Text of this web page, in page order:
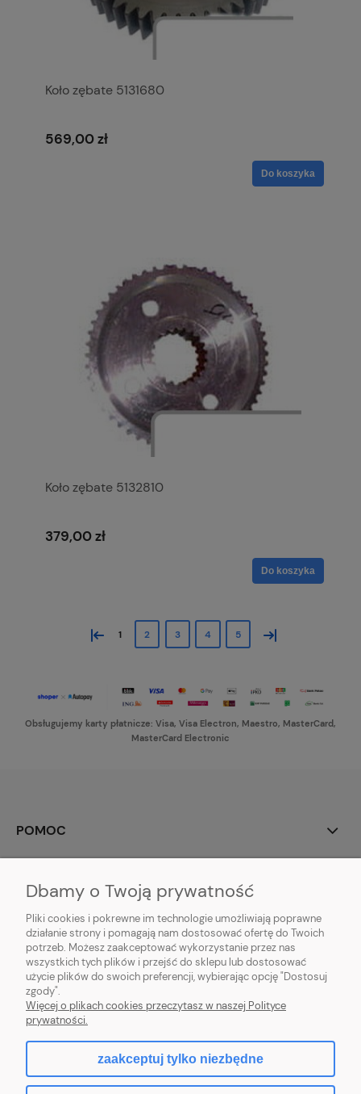
Koło zębate 5131680
569,00 zł
Do koszyka
Koło zębate 5132810
379,00 zł
Do koszyka
« 1 2 3 4 5 »
Obsługujemy karty płatnicze: Visa, Visa Electron, Maestro, MasterCard,
MasterCard Electronic
POMOC
PŁATNOŚCI I DOSTAWA
INFORMACJE
O NAS
Dbamy o Twoją prywatność
Pliki cookies i pokrewne im technologie umożliwiają poprawne
działanie strony i pomagają nam dostosować ofertę do Twoich
potrzeb. Możesz zaakceptować wykorzystanie przez nas
wszystkich tych plików i przejść do sklepu lub dostosować
użycie plików do swoich preferencji, wybierając opcję "Dostosuj
zgody".
Więcej o plikach cookies przeczytasz w naszej Polityce
prywatności.
zaakceptuj tylko niezbędne